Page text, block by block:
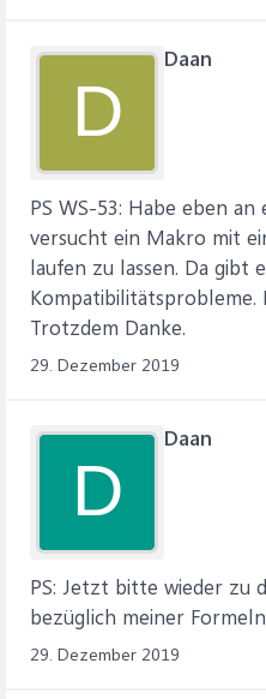
D
Daan
PS WS-53: Habe eben
versucht ein Makro mit
laufen zu lassen. Da gibt
Kompatibilitätsprobleme.
Trotzdem Danke.
29. Dezember 2019
D
Daan
PS: Jetzt bitte wieder zu
bezüglich meiner Formeln
29. Dezember 2019